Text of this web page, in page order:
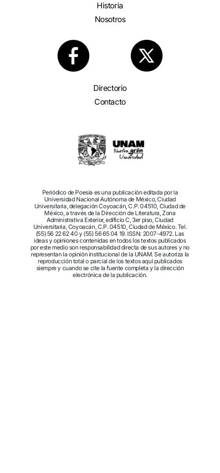
Historia
Nosotros
Directorio
Contacto
Periódico de Poesía es una publicación editada por la
Universidad Nacional Autónoma de México, Ciudad
Universitaria, delegación Coyoacán, C.P. 04510, Ciudad de
México, a través de la Dirección de Literatura, Zona
Administrativa Exterior, edificio C, 3er piso, Ciudad
Universitaria, Coyoacán, C.P. 04510, Ciudad de México. Tel.
(55) 56 22 62 40 y (55) 56 65 04 19. ISSN: 2007-4972. Las
ideas y opiniones contenidas en todos los textos publicados
por este medio son responsabilidad directa de sus autores y no
representan la opinión institucional de la UNAM. Se autoriza la
reproducción total o parcial de los textos aquí publicados
siempre y cuando se cite la fuente completa y la dirección
electrónica de la publicación.